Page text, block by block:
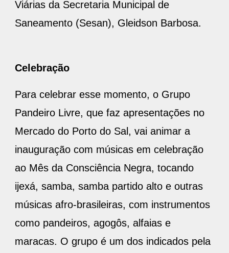
Viárias da Secretaria Municipal de
Saneamento (Sesan), Gleidson Barbosa.
Celebração
Para celebrar esse momento, o Grupo
Pandeiro Livre, que faz apresentações no
Mercado do Porto do Sal, vai animar a
inauguração com músicas em celebração
ao Mês da Consciência Negra, tocando
ijexá, samba, samba partido alto e outras
músicas afro-brasileiras, com instrumentos
como pandeiros, agogôs, alfaias e
maracas. O grupo é um dos indicados pela